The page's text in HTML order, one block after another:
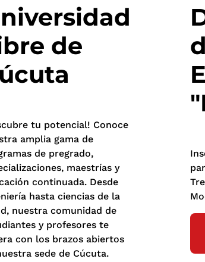
de
tu potencial! Conoce
amplia gama de
de pregrado,
maestrías y
continuada. Desde
hasta ciencias de la
nuestra comunidad de
y profesores te
con los brazos abiertos
sede de Cúcuta.